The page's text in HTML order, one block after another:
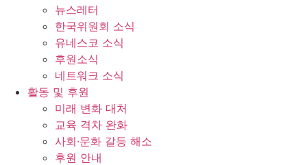
뉴스레터
한국위원회 소식
유네스코 소식
후원소식
네트워크 소식
활동 및 후원
미래 변화 대처
교육 격차 완화
사회∙문화 갈등 해소
후원 안내